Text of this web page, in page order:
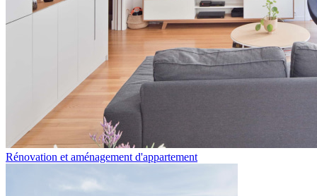
Rénovation et aménagement d'appartement